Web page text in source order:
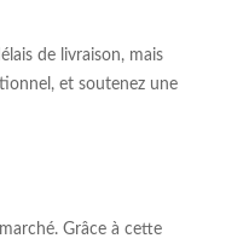
de livraison, mais
et soutenez une
Grâce à cette